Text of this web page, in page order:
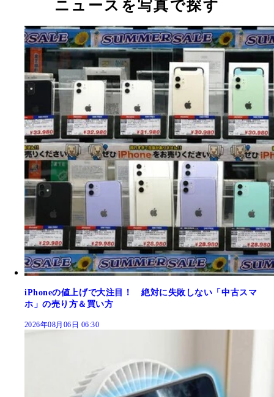
ニュースを写真で探す
iPhoneの値上げで大注目！ 絶対に失敗しない「中古スマ
ホ」の売り方＆買い方
2026年08月06日 06:30